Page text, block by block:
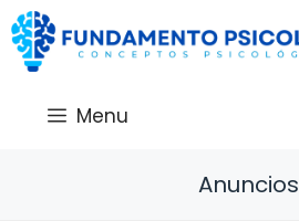
Saltar
al
contenido
Menu
Anuncios